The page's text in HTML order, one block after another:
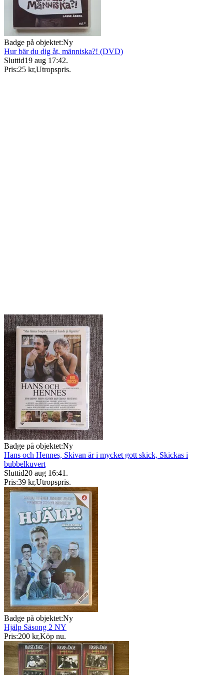
Badge på objektet:Ny
Hur bär du dig åt, människa?! (DVD)
Sluttid19 aug 17:42.
Pris:25 kr,Utropspris.
Badge på objektet:Ny
Hans och Hennes, Skivan är i mycket gott skick, Skickas i
bubbelkuvert
Sluttid20 aug 16:41 .
Pris:39 kr,Utropspris.
Badge på objektet:Ny
Hjälp Säsong 2 NY
Pris:200 kr,Köp nu.